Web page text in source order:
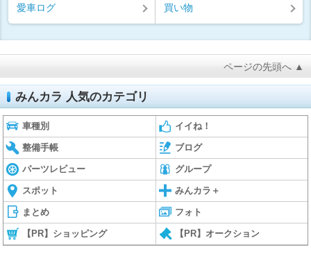
愛車ログ 買い物
ページの先頭へ ▲
みんカラ 人気のカテゴリ
車種別 イイね！
整備手帳 ブログ
パーツレビュー グループ
スポット みんカラ＋
まとめ フォト
【PR】ショッピング 【PR】オークション